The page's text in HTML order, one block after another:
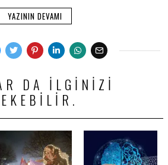
YAZININ DEVAMI
DA ILGINIZI